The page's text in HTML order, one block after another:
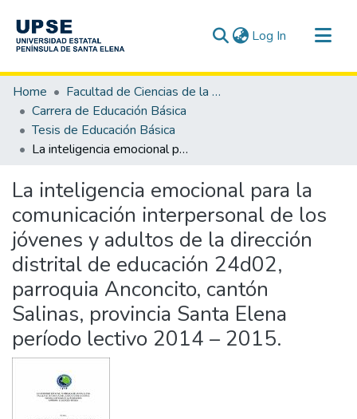
Log In (current)
Communities & Collections
All of DSpace
Statistics
Home
Facultad de Ciencias de la Educación e Idiomas
Carrera de Educación Básica
Tesis de Educación Básica
La inteligencia emocional para la comunicación interpersonal de los jóvenes y adultos de la dirección distrital de educación 24d02, parroquia Anconcito, cantón Salinas, provincia Santa Elena período lectivo 2014 – 2015.
La inteligencia emocional para la
comunicación interpersonal de los
jóvenes y adultos de la dirección
distrital de educación 24d02,
parroquia Anconcito, cantón
Salinas, provincia Santa Elena
período lectivo 2014 – 2015.